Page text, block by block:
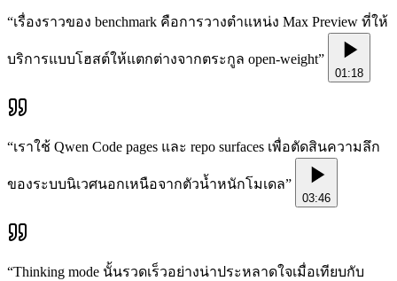
“เรื่องราวของ benchmark คือการวางตำแหน่ง Max Preview ที่ให้
บริการแบบโฮสต์ให้แตกต่างจากตระกูล open-weight”
01:18
“เราใช้ Qwen Code pages และ repo surfaces เพื่อตัดสินความลึก
ของระบบนิเวศนอกเหนือจากตัวน้ำหนักโมเดล”
03:46
“Thinking mode นั้นรวดเร็วอย่างน่าประหลาดใจเมื่อเทียบกับ